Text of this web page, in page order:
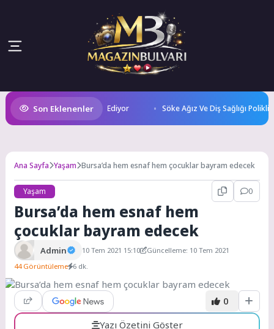
Son Eklenenler
Kupası Kayıtları Devam Ediyor Söke Ağız Ve Diş Sağlığı
Ana Sayfa Yaşam Bursa’da hem esnaf hem çocuklar bayram edecek
Yaşam 0
Bursa’da hem esnaf hem
çocuklar bayram edecek
Admin 10 Tem 2021 15:10
Güncelleme: 10 Tem 2021
44 Görüntüleme 6 dk.
0
Yazı Özetini Göster